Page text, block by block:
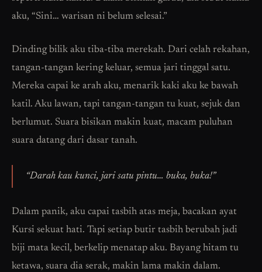
aku, “Sini… warisan ni belum selesai.”
Dinding bilik aku tiba-tiba merekah. Dari celah rekahan,
tangan-tangan kering keluar, semua jari tinggal satu.
Mereka capai ke arah aku, menarik kaki aku ke bawah
katil. Aku lawan, tapi tangan-tangan tu kuat, sejuk dan
berlumut. Suara bisikan makin kuat, macam puluhan
suara datang dari dasar tanah.
“Darah kau kunci, jari satu pintu… buka, buka!”
Dalam panik, aku capai tasbih atas meja, bacakan ayat
Kursi sekuat hati. Tapi setiap butir tasbih berubah jadi
biji mata kecil, berkelip menatap aku. Bayang hitam tu
ketawa, suara dia serak, makin lama makin dalam.